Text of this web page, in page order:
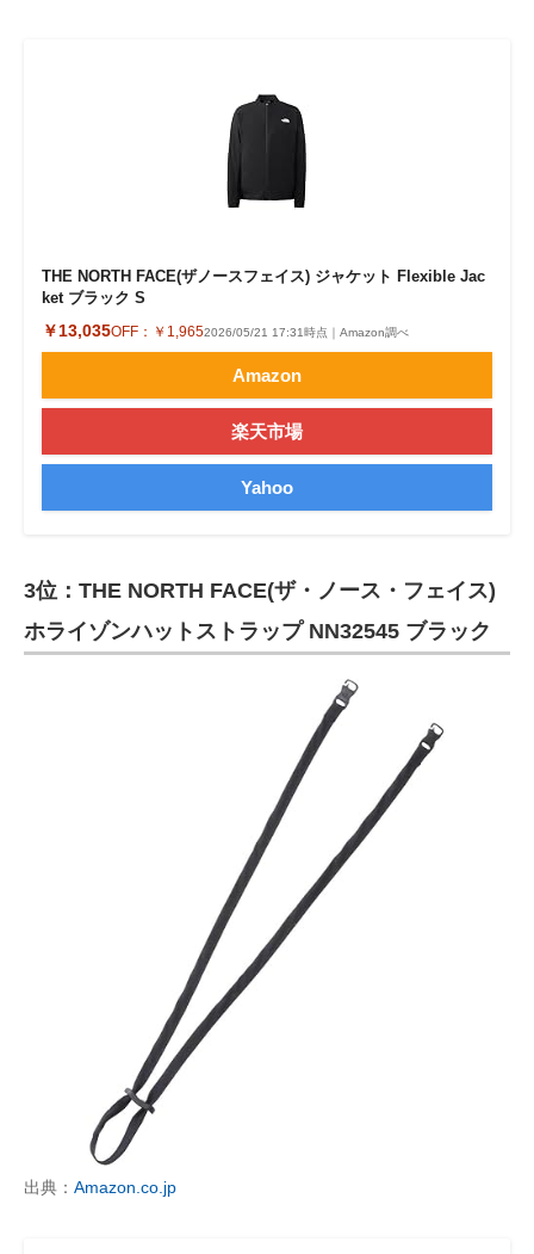
THE NORTH FACE(ザノースフェイス) ジャケット Flexible Jac
ket ブラック S
￥13,035OFF： ￥1,9652026/05/21 17:31時点｜Amazon調べ
Amazon
楽天市場
Yahoo
3位：THE NORTH FACE(ザ・ノース・フェイス)
ホライゾンハットストラップ NN32545 ブラック
出典： Amazon.co.jp